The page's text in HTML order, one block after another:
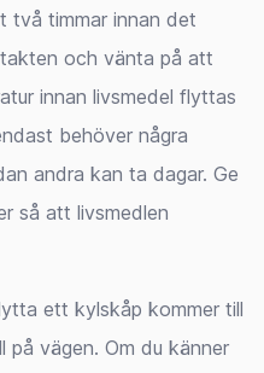
två timmar innan det
och vänta på att
innan livsmedel flyttas
behöver några
andra kan ta dagar. Ge
så att livsmedlen
ett kylskåp kommer till
vägen. Om du känner